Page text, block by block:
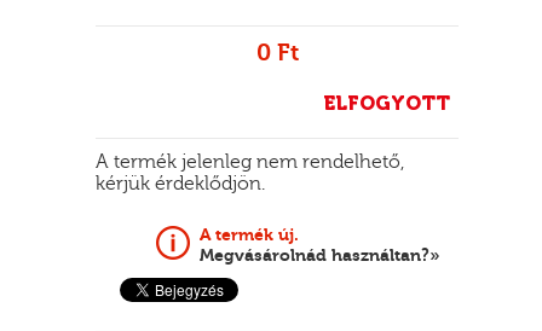
0 Ft
ELFOGYOTT
A termék jelenleg nem rendelhető,
kérjük érdeklődjön.
A termék új.
Megvásárolnád használtan?»